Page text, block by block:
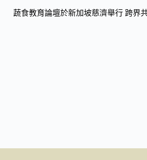
蔬食教育論壇於新加坡慈濟舉行 跨界